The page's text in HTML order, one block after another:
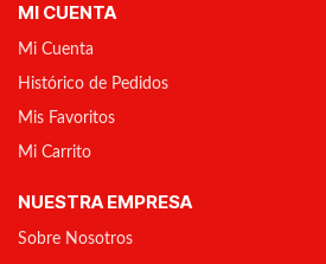
MI CUENTA
Mi Cuenta
Histórico de Pedidos
Mis Favoritos
Mi Carrito
NUESTRA EMPRESA
Sobre Nosotros